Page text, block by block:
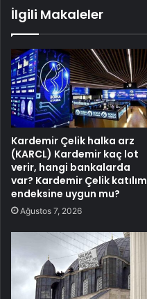
İlgili Makaleler
Kardemir Çelik halka arz
(KARCL) Kardemir kaç lot
verir, hangi bankalarda
var? Kardemir Çelik katılım
endeksine uygun mu?
Ağustos 7, 2026